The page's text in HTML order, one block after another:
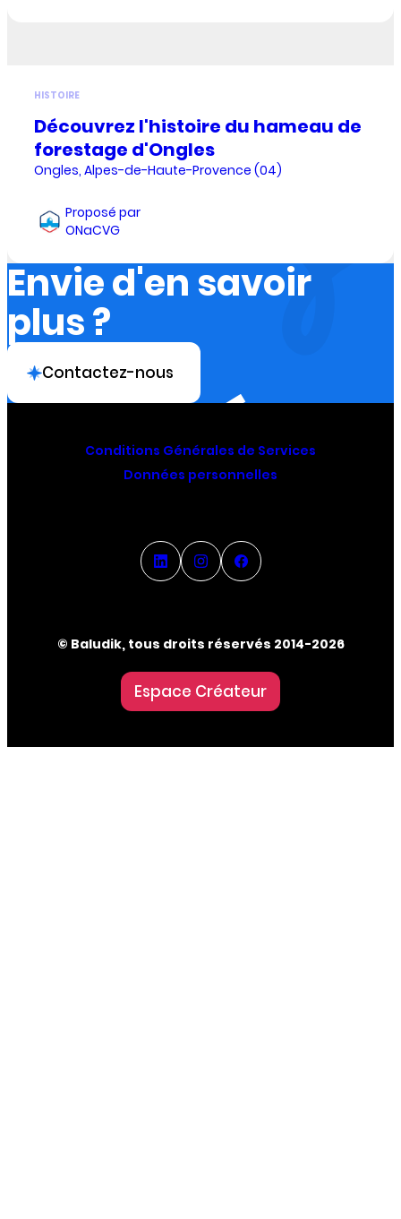
HISTOIRE
Découvrez l'histoire du hameau de
forestage d'Ongles
Ongles, Alpes-de-Haute-Provence (04)
Proposé par
ONaCVG
Envie d'en savoir
plus ?
Contactez-nous
Conditions Générales de Services
Données personnelles
© Baludik, tous droits réservés 2014-2026
Espace Créateur